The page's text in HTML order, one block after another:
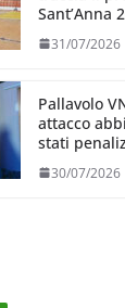
Sant’Anna
31/07/2026
Pallavolo
attacco
stati
30/07/2026